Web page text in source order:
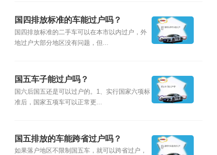
国四排放标准的车能过户吗？
国四排放标准的二手车可以在本市以内过户，外
地过户大部分地区没有问题，但...
国五车子能过户吗？
国六后国五还是可以过户的。1、实行国家六项标
准后，国家五项车可以正常更...
国五排放的车能跨省过户吗？
如果落户地区不限制国五车，就可以跨省过户，